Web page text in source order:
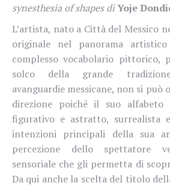
synesthesia of shapes diYoje
L’artista, nato a Città del Messico
originale nel panorama
complesso vocabolario pittorico,
solco della grande
avanguardie messicane, non si può
direzione poiché il suo
figurativo e astratto, surrealista
intenzioni principali della sua
percezione dello spettatore
sensoriale che gli permetta di
Da qui anche la scelta del titolo